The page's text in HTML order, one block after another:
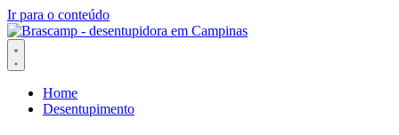
Ir para o conteúdo
Home
Desentupimento